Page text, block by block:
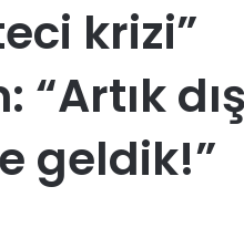
krizi”
geldik!”